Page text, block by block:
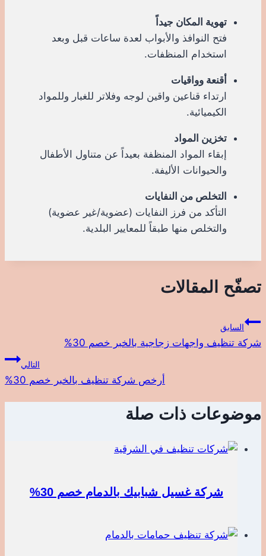
تهوية المكان جيداً
فتح النوافذ والأبواب لعدة ساعات قبل وبعد
استخدام المنظفات.
أقنعة وواقيات
ارتداء قناعين واقين لوجه وفلاتر للغبار وللمواد
الكيميائية.
تخزين المواد
إبقاء المواد المنظفة بعيداً عن متناول الأطفال
والحيوانات الأليفة.
التخلص من النفايات
التأكد من فرز النفايات (عضوية/غير عضوية)
والتخلص منها طبقاً للمعايير البلدية.
تصفّح المقالات
السابق
شركة تنظيف واجهات زجاجية بالخبر خصم 30%
التالي
أرخص شركة تنظيف بالخبر خصم 30%
موضوعات ذات صلة
شركة غسيل شبابيك بالدمام خصم 30%